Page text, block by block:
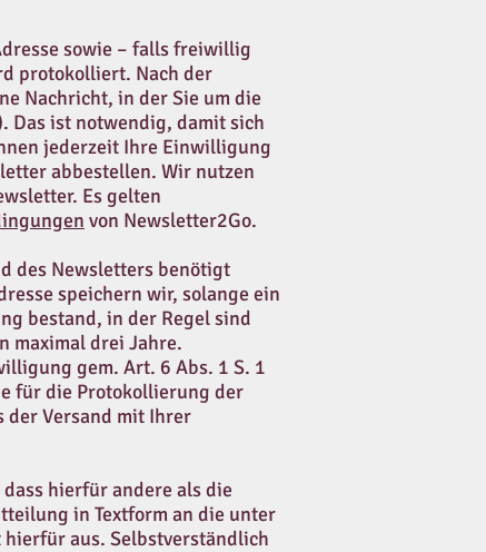
sowie – falls freiwillig
protokolliert. Nach der
Nachricht, in der Sie um die
Das ist notwendig, damit sich
jederzeit Ihre Einwilligung
abbestellen. Wir nutzen
Es gelten
von Newsletter2Go.
des Newsletters benötigt
speichern wir, solange ein
bestand, in der Regel sind
maximal drei Jahre.
gem. Art. 6 Abs. 1 S. 1
für die Protokollierung der
der Versand mit Ihrer
hierfür andere als die
in Textform an die unter
aus. Selbstverständlich